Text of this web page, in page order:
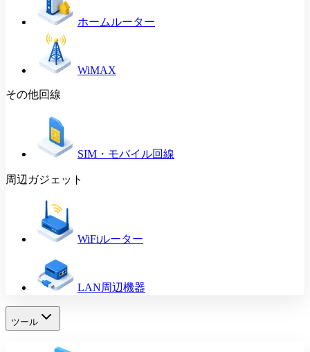
ホームルーター
WiMAX
その他回線
SIM・モバイル回線
周辺ガジェット
WiFiルーター
LAN周辺機器
ツール